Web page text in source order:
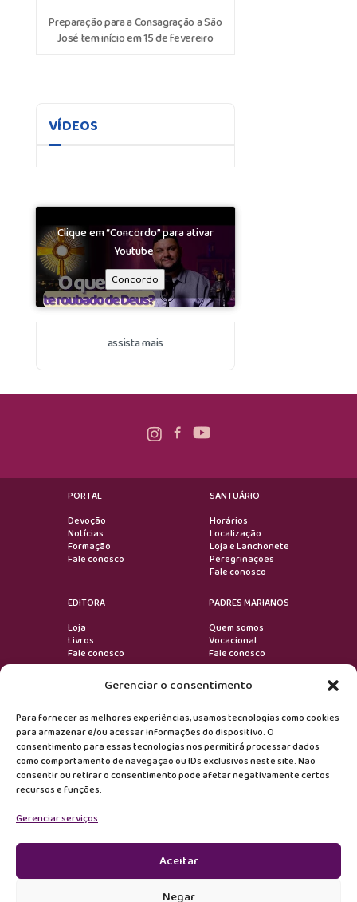
Gerenciar o consentimento
Para fornecer as melhores experiências, usamos tecnologias como cookies
para armazenar e/ou acessar informações do dispositivo. O
consentimento para essas tecnologias nos permitirá processar dados
como comportamento de navegação ou IDs exclusivos neste site. Não
consentir ou retirar o consentimento pode afetar negativamente certos
recursos e funções.
Gerenciar serviços
Aceitar
Negar
Preparação para a Consagração a São
José tem início em 15 de fevereiro
VÍDEOS
Clique em “Concordo” para ativar
Youtube
Concordo
assista mais
PORTAL
Devoção
Notícias
Formação
Fale conosco
SANTUÁRIO
Horários
Localização
Loja e Lanchonete
Peregrinações
Fale conosco
EDITORA
Loja
Livros
Fale conosco
PADRES MARIANOS
Quem somos
Vocacional
Fale conosco
Devoção
Editora
Marianos